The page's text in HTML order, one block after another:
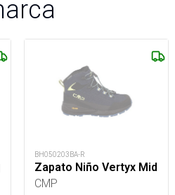
BH050203BA-R
Zapato Niño Vertyx Mid
CMP